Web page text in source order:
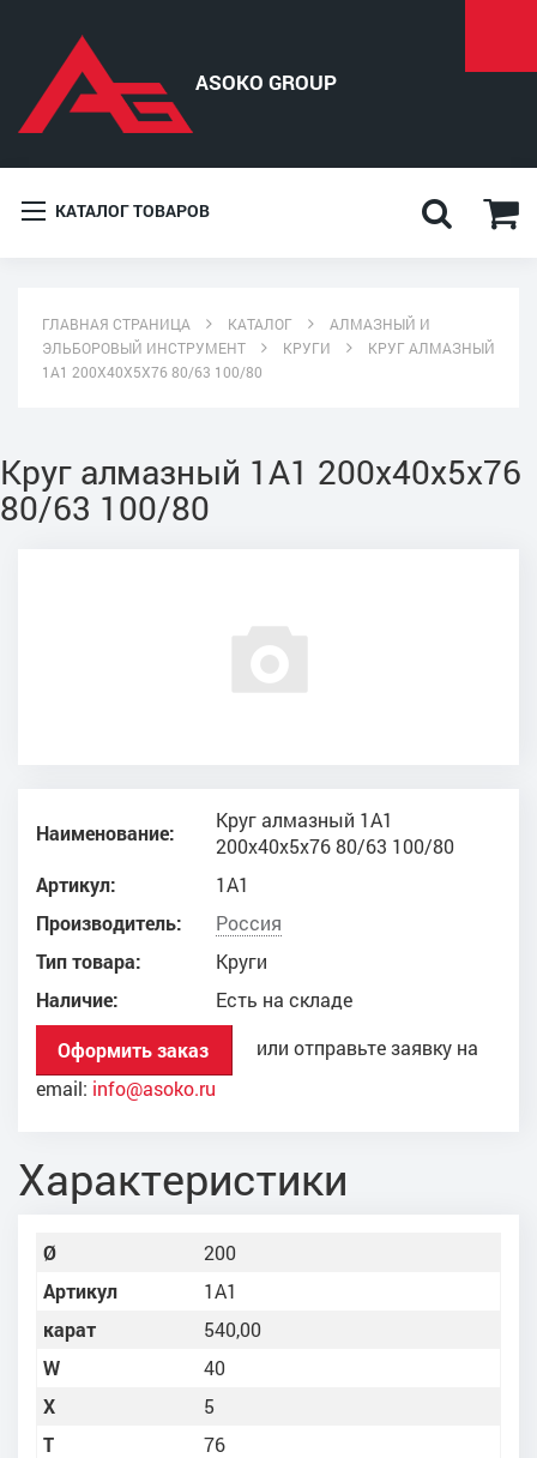
КАТАЛОГ ТОВАРОВ
ГЛАВНАЯ СТРАНИЦА КАТАЛОГ
АЛМАЗНЫЙ И
ЭЛЬБОРОВЫЙ ИНСТРУМЕНТ
КРУГИ
КРУГ АЛМАЗНЫЙ
1A1 200X40X5X76 80/63 100/80
Круг алмазный 1A1 200x40x5x76
80/63 100/80
Наименование:
Круг алмазный 1A1
200x40x5x76 80/63 100/80
Артикул:
1A1
Производитель:
Россия
Тип товара:
Круги
Наличие:
Есть на складе
Оформить заказ
или отправьте заявку на
email: info@asoko.ru
Характеристики
Ø
200
Артикул
1A1
карат
540,00
W
40
X
5
Т
76